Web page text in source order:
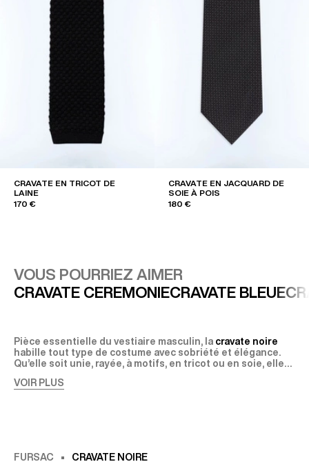
CRAVATE EN TRICOT DE
LAINE
170 €
CRAVATE EN JACQUARD DE
SOIE À POIS
180 €
VOUS POURRIEZ AIMER
CRAVATE CEREMONIECRAVATE BLEUE
Pièce essentielle du vestiaire masculin, la cravate noire
habille tout type de costume avec sobriété et élégance.
Qu’elle soit unie, rayée, à motifs, en tricot ou en soie, elle
donne aussi matière à exprimer son style et ses gouts à
La cravate noire, les origines d’un classique
siècle ne fixe sa forme définitive, relativement similaire à la
cravate noireque vous portez peut-être en lisant ces
choisir ?
Cravate en soie, cravate en tricot, cravate noire unie :
VOIR PLUS
FURSAC CRAVATE NOIRE